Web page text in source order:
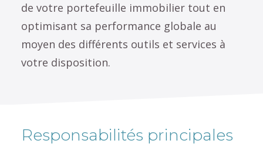
de votre portefeuille immobilier tout en
optimisant sa performance globale au
moyen des différents outils et services à
votre disposition.
Responsabilités principales